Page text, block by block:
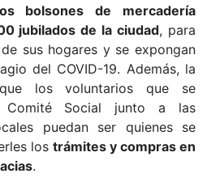
bolsones de mercadería
jubilados de la ciudad, para
sus hogares y se expongan
del COVID-19. Además, la
los voluntarios que se
Social junto a las
puedan ser quienes se
los trámites y compras en
.